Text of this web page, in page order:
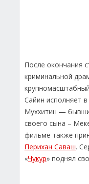
После окончания
криминальной
Сайин исполняет
Муххитин —
своего сына –
фильме также
Перихан Саваш.
«Чукур» поднял